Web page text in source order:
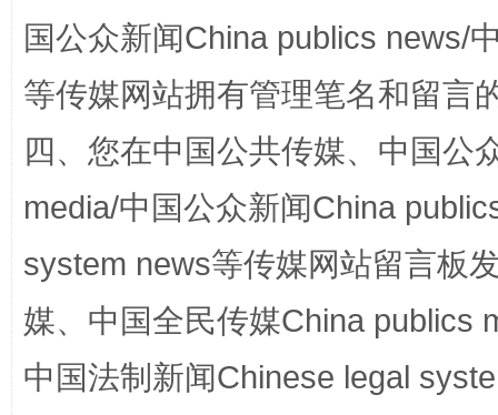
阿坝州三大球赛在茂县开幕 规模
国家大学科技园优化重塑工作
国公众新闻China publics news/
等传媒网站拥有管理笔名和留言
四、您在中国公共传媒、中国公
media/中国公众新闻China
system news等传媒网站留言板
媒、中国全民传媒China publics
中国法制新闻Chinese legal